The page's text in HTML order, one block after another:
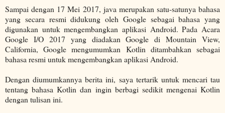
Sampai dengan 17 Mei 2017, java merupakan satu-satunya bahasa
yang secara resmi didukung oleh Google sebagai bahasa yang
digunakan untuk mengembangkan aplikasi Android. Pada Acara
Google I/O 2017 yang diadakan Google di Mountain View,
California, Google mengumumkan Kotlin ditambahkan sebagai
bahasa resmi untuk mengembangkan aplikasi Android.
Dengan diumumkannya berita ini, saya tertarik untuk mencari tau
tentang bahasa Kotlin dan ingin berbagi sedikit mengenai Kotlin
dengan tulisan ini.